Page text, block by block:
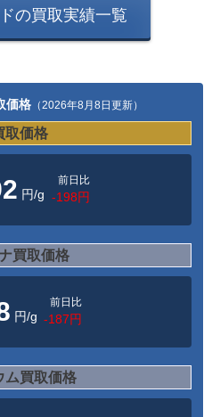
の買取実績一覧
価格 （2026年8月8日更新）
取価格
円/g
前日比
-198円
買取価格
円/g
前日比
-187円
ム買取価格